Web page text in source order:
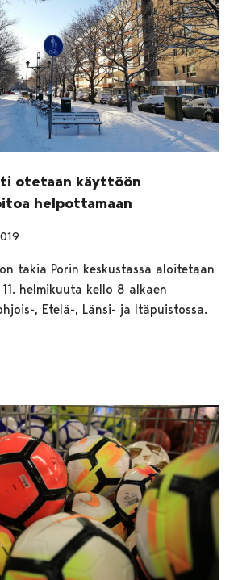
otetaan käyttöön
helpottamaan
takia Porin keskustassa aloitetaan
helmikuuta kello 8 alkaen
, Etelä-, Länsi- ja Itäpuistossa.